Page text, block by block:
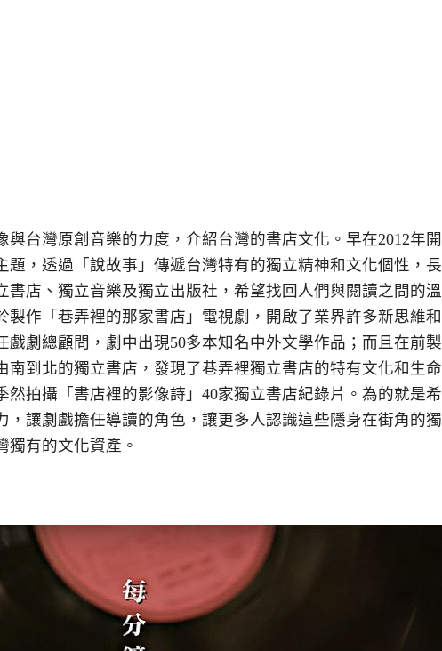
與台灣原創音樂的力度，介紹台灣的書店文化。早在2012年開
題，透過「說故事」傳遞台灣特有的獨立精神和文化個性，長
書店、獨立音樂及獨立出版社，希望找回人們與閱讀之間的溫
製作「巷弄裡的那家書店」電視劇，開啟了業界許多新思維和
戲劇總顧問，劇中出現50多本知名中外文學作品；而且在前製
南到北的獨立書店，發現了巷弄裡獨立書店的特有文化和生命
然拍攝「書店裡的影像詩」40家獨立書店紀錄片。為的就是希
，讓劇戲擔任導讀的角色，讓更多人認識這些隱身在街角的獨
獨有的文化資產。